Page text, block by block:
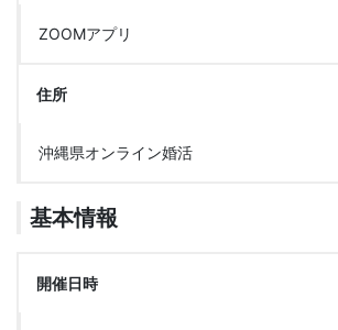
ZOOMアプリ
住所
沖縄県オンライン婚活
基本情報
開催日時